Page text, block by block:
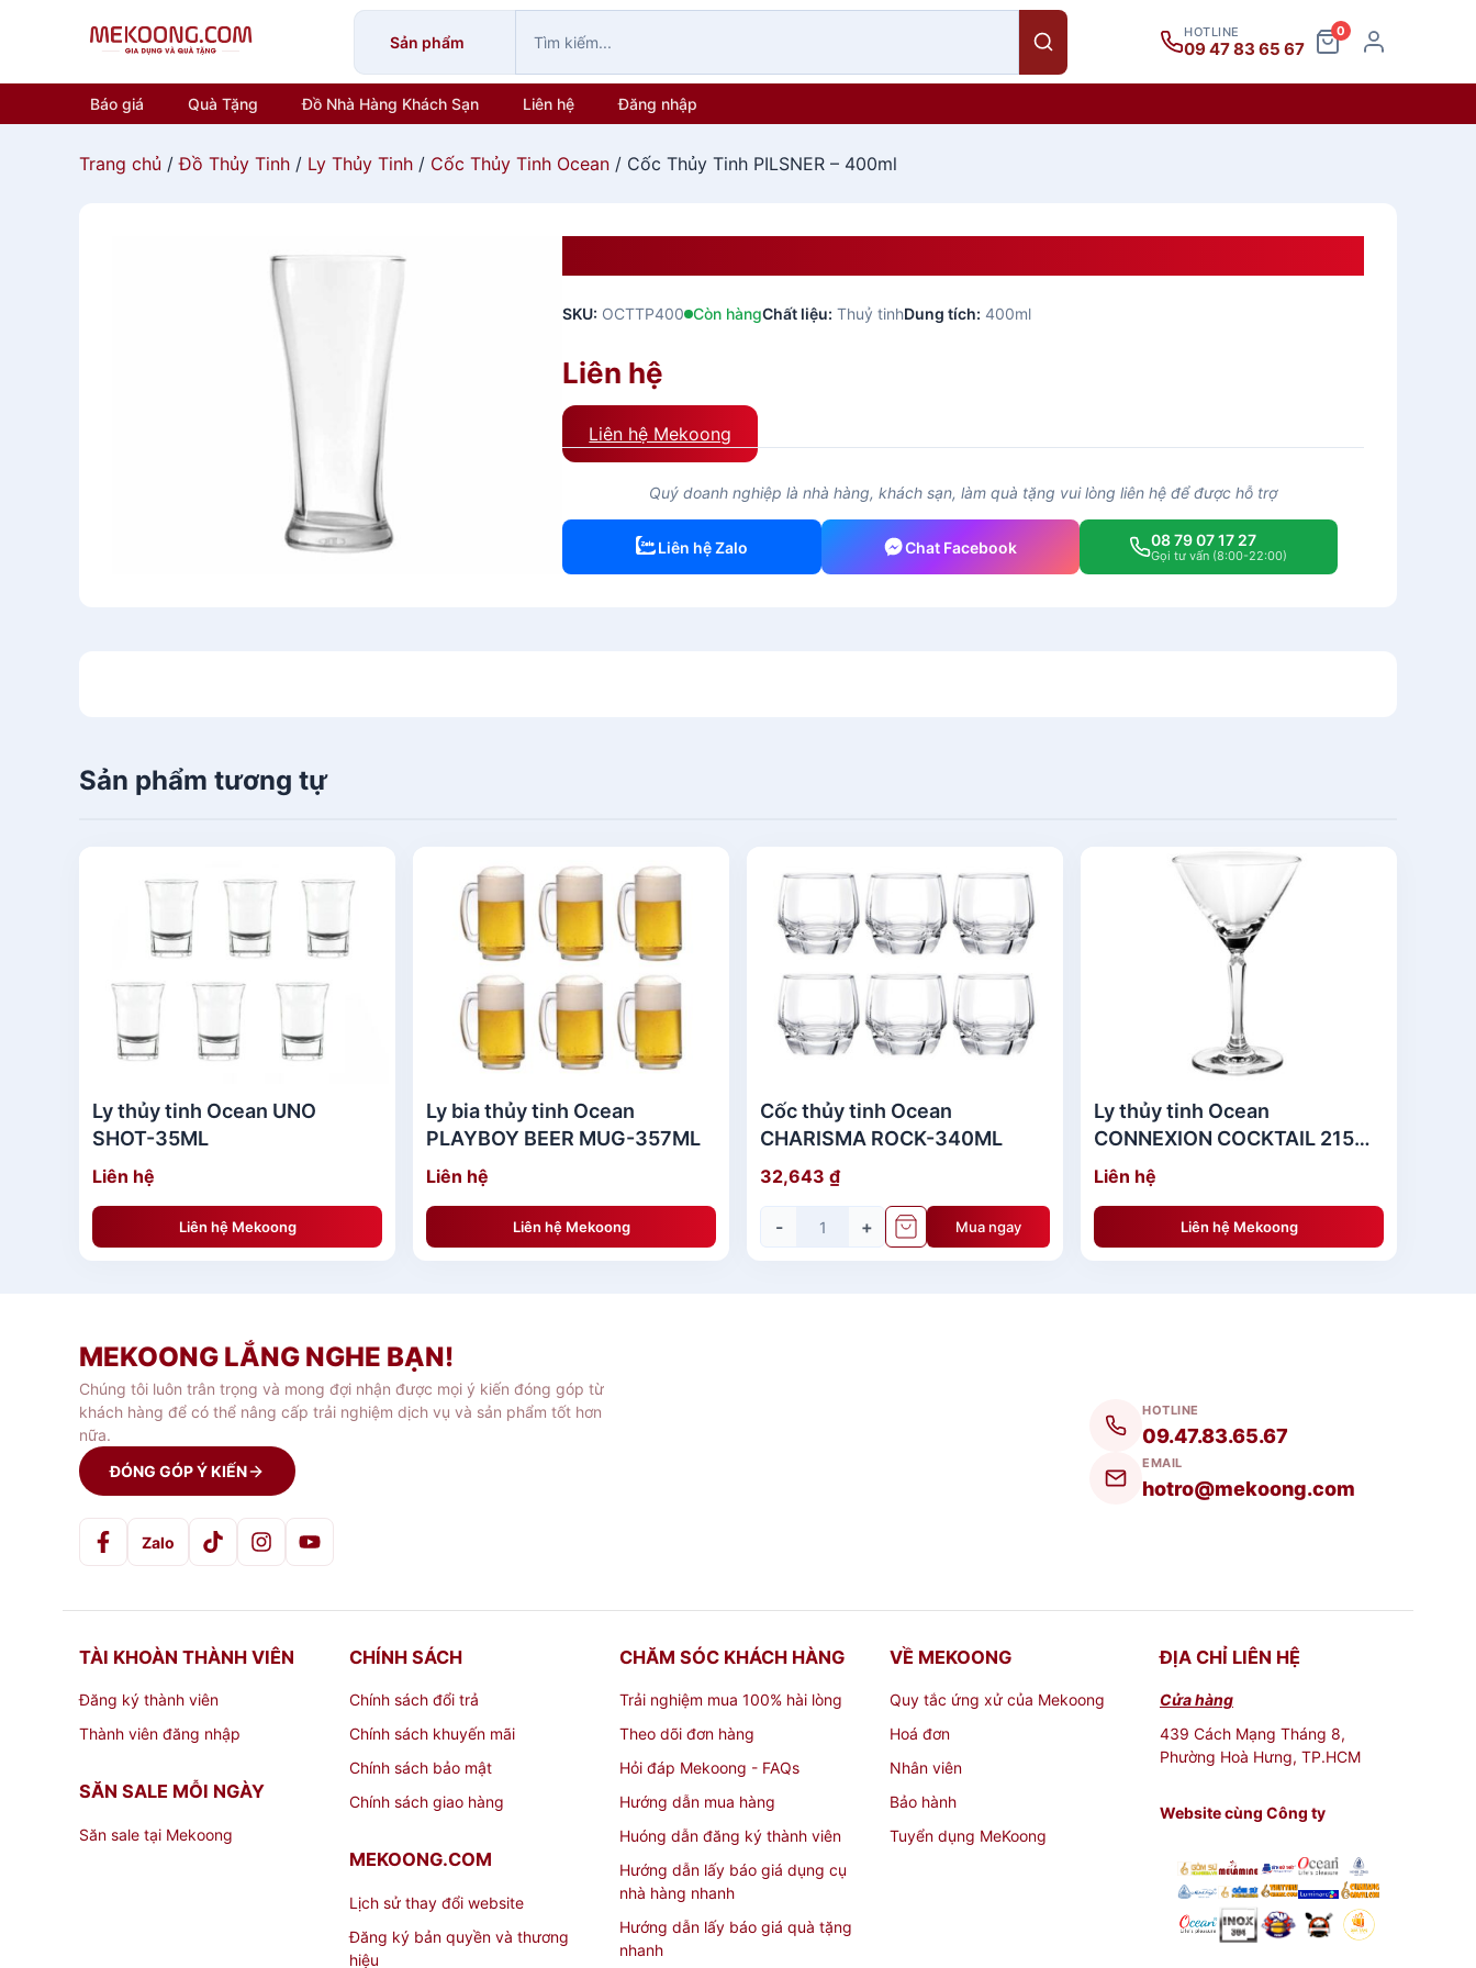
Sản phẩm
HOTLINE
09 47 83 65 67
0
Báo giá Quà Tặng Đồ Nhà Hàng Khách Sạn Liên hệ Đăng nhập
Trang chủ /Đồ Thủy Tinh / Ly Thủy Tinh / Cốc Thủy Tinh Ocean / Cốc Thủy Tinh PILSNER – 400ml
SKU: OCTTP400 Còn hàngChất liệu: Thuỷ tinhDung tích: 400ml
Liên hệ
Liên hệ Mekoong
Quý doanh nghiệp là nhà hàng, khách sạn, làm quà tặng vui lòng liên hệ để được hỗ trợ
Liên hệ Zalo Chat Facebook 08 79 07 17 27
Gọi tư vấn (8:00-22:00)
Sản phẩm tương tự
Ly thủy tinh Ocean UNO
SHOT-35ML
Liên hệ
Liên hệ Mekoong
Ly bia thủy tinh Ocean
PLAYBOY BEER MUG-357ML
Liên hệ
Liên hệ Mekoong
Cốc thủy tinh Ocean
CHARISMA ROCK-340ML
32,643 ₫
- + Mua ngay
Ly thủy tinh Ocean
CONNEXION COCKTAIL 215ML
- Ly Uống Cocktail
Liên hệ
Liên hệ Mekoong
MEKOONG LẮNG NGHE BẠN!
Chúng tôi luôn trân trọng và mong đợi nhận được mọi ý kiến đóng góp từ
khách hàng để có thể nâng cấp trải nghiệm dịch vụ và sản phẩm tốt hơn
nữa.
ĐÓNG GÓP Ý KIẾN
Zalo
HOTLINE
09.47.83.65.67
EMAIL
hotro@mekoong.com
TÀI KHOÀN THÀNH VIÊN
Đăng ký thành viên
Thành viên đăng nhập
SĂN SALE MỖI NGÀY
Săn sale tại Mekoong
CHÍNH SÁCH
Chính sách đổi trả
Chính sách khuyến mãi
Chính sách bảo mật
Chính sách giao hàng
MEKOONG.COM
Lịch sử thay đổi website
Đăng ký bản quyền và thương
hiệu
CHĂM SÓC KHÁCH HÀNG
Trải nghiệm mua 100% hài lòng
Theo dõi đơn hàng
Hỏi đáp Mekoong - FAQs
Hướng dẫn mua hàng
Huóng dẫn đăng ký thành viên
Hướng dẫn lấy báo giá dụng cụ
nhà hàng nhanh
Hướng dẫn lấy báo giá quà tặng
nhanh
VỀ MEKOONG
Quy tắc ứng xử của Mekoong
Hoá đơn
Nhân viên
Bảo hành
Tuyển dụng MeKoong
ĐỊA CHỈ LIÊN HỆ
Cửa hàng
439 Cách Mạng Tháng 8,
Phường Hoà Hưng, TP.HCM
Website cùng Công ty